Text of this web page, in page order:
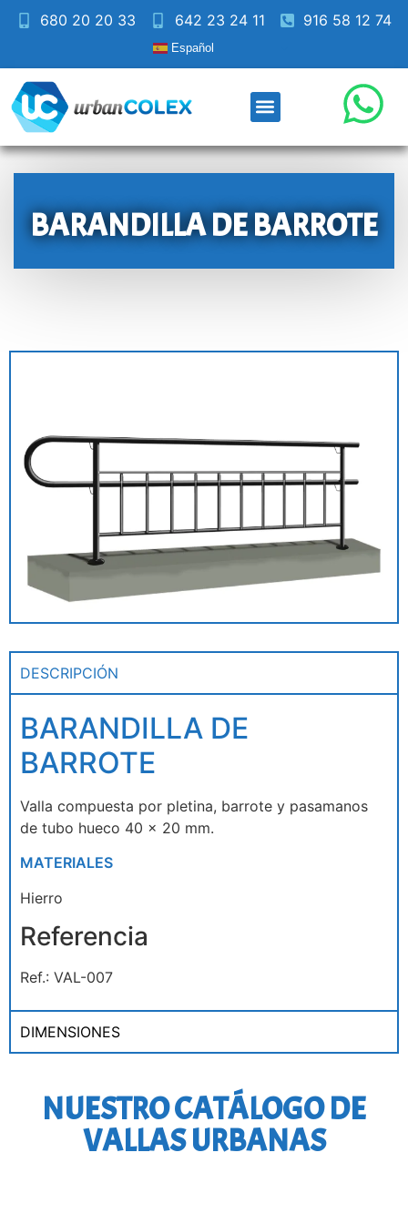
680 20 20 33 642 23 24 11 916 58 12 74
Español
BARANDILLA DE BARROTE
DESCRIPCIÓN
BARANDILLA DE
BARROTE
Valla compuesta por pletina, barrote y pasamanos
de tubo hueco 40 x 20 mm.
MATERIALES
Hierro
Referencia
Ref.: VAL-007
DIMENSIONES
NUESTRO CATÁLOGO DE
VALLAS URBANAS